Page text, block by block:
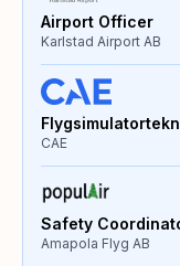
Airport Officer
Karlstad Airport AB
CAE
Safety
Amapola Flyg AB